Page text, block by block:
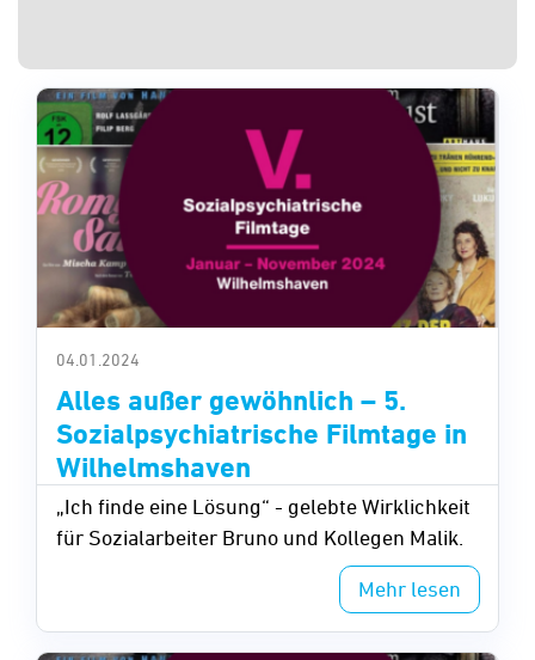
04.01.2024
Alles außer gewöhnlich – 5.
Sozialpsychiatrische Filmtage in
Wilhelmshaven
„Ich finde eine Lösung“ - gelebte Wirklichkeit
für Sozialarbeiter Bruno und Kollegen Malik.
Mehr lesen